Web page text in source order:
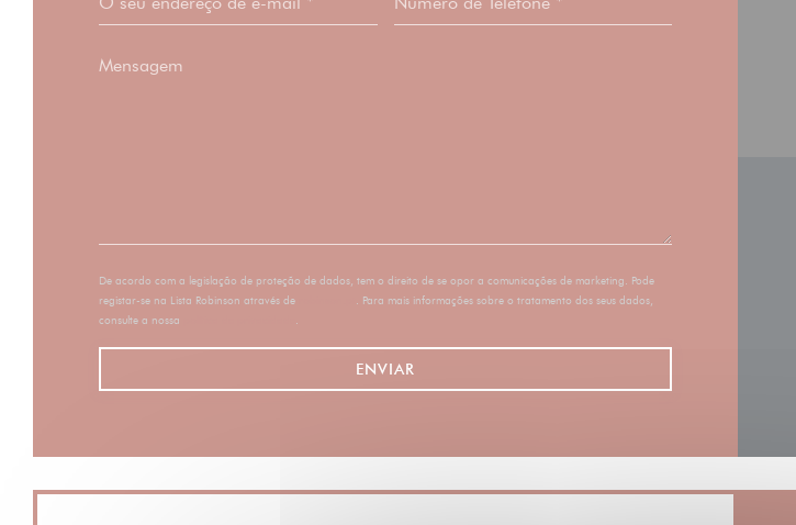
De acordo com a legislação de proteção de dados, tem o direito de se opor a comunicações de marketing. Pode
registar-se na Lista Robinson através de
. Para mais informações sobre o tratamento dos seus dados,
consulte a nossa
.